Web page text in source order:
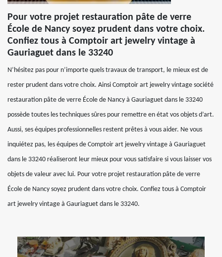
Pour votre projet restauration pâte de verre
École de Nancy soyez prudent dans votre choix.
Confiez tous à Comptoir art jewelry vintage à
Gauriaguet dans le 33240
N’hésitez pas pour n’importe quels travaux de transport, le mieux est de
rester prudent dans votre choix. Ainsi Comptoir art jewelry vintage société
restauration pâte de verre École de Nancy à Gauriaguet dans le 33240
possède toutes les techniques sûres pour remettre en état vos objets d’art.
Aussi, ses équipes professionnelles restent prêtes à vous aider. Ne vous
inquiétez pas, les équipes de Comptoir art jewelry vintage à Gauriaguet
dans le 33240 réaliseront leur mieux pour vous satisfaire si vous laisser vos
objets de valeur avec lui. Pour votre projet restauration pâte de verre
École de Nancy soyez prudent dans votre choix. Confiez tous à Comptoir
art jewelry vintage à Gauriaguet dans le 33240.